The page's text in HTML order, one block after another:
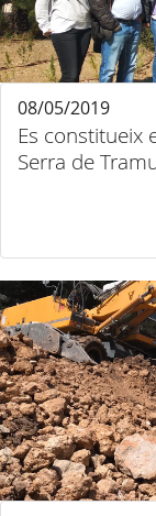
Es constitueix
Serra de
08/05/2019